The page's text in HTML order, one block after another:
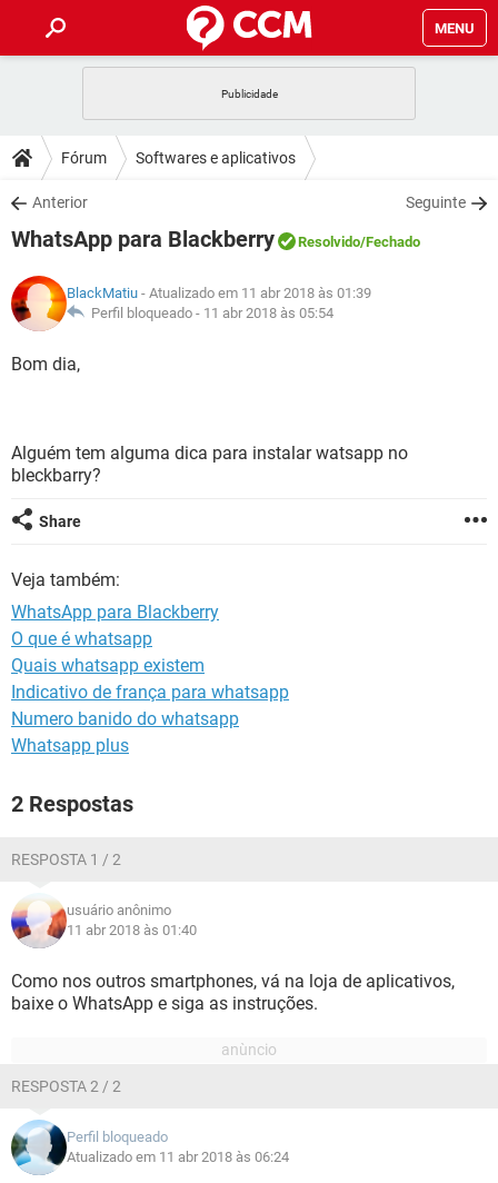
MENU
CELULAR FACEBOOK
OUTLOOK
INSTAGRAM GMAIL
GUIA DE COMPRAS
DICAS
JOGOS WHATSAPP
INSTAGRAM GMAIL
GUIA DE COMPRAS
DOWNLOADS
JOGOS WHATSAPP
CELULAR
OUTLOOK EXCEL
INSTAGRAM
JOGOS WHATSAPP
CELULAR
OUTLOOK
GUIA DE COMPRAS
GLOSSÁRIO
JOGOS
INSTAGRAM
GUIA DE COMPRAS
Fórum Softwares e aplicativos
Anterior Seguinte
WhatsApp para Blackberry Resolvido/Fechado
BlackMatiu - Atualizado em 11 abr 2018 às 01:39
Perfil bloqueado - 11 abr 2018 às 05:54
Bom dia,
Alguém tem alguma dica para instalar watsapp no
bleckbarry?
Share
Veja também:
WhatsApp para Blackberry
O que é whatsapp
Quais whatsapp existem
Indicativo de frança para whatsapp
Numero banido do whatsapp
Whatsapp plus
2 Respostas
RESPOSTA 1 / 2
usuário anônimo
11 abr 2018 às 01:40
Como nos outros smartphones, vá na loja de aplicativos,
baixe o WhatsApp e siga as instruções.
RESPOSTA 2 / 2
Perfil bloqueado
Atualizado em 11 abr 2018 às 06:24